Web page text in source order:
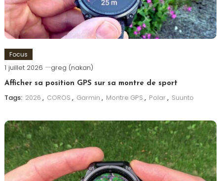
Focus
1 juillet 2026 greg (nakan)
Afficher sa position GPS sur sa montre de sport
Tags: 2026 , COROS , Garmin , Montre GPS , Polar, Suunto